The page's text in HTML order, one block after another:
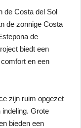
de Costa del Sol
de zonnige Costa
de
biedt een
en een
zijn ruim opgezet
Grote
bieden een